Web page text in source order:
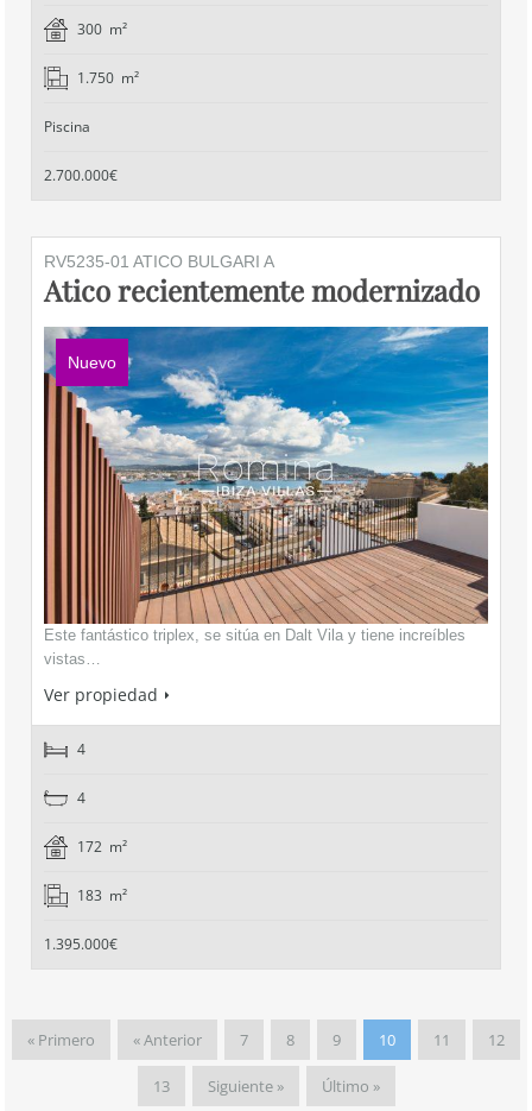
300 m²
1.750 m²
Piscina
2.700.000€
RV5235-01 ATICO BULGARI A
Atico recientemente modernizado
Nuevo
Este fantástico triplex, se sitúa en Dalt Vila y tiene increíbles
vistas…
Ver propiedad
4
4
172 m²
183 m²
1.395.000€
« Primero « Anterior 7 8 9 10 11 12
13 Siguiente » Último »